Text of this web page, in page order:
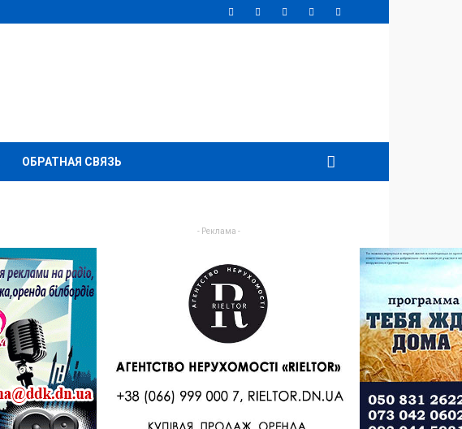
ОБРАТНАЯ СВЯЗЬ
- Реклама -